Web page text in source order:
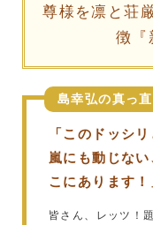
尊様を凛と荘
徴『
島幸弘の真っ
「このドッシ
嵐にも動じな
こにあります！
皆さん、レッツ！